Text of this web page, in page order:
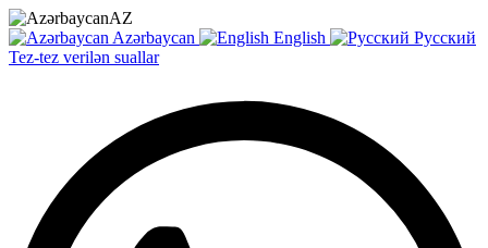
AZ
Azərbaycan
English
Русский
Tez-tez verilən suallar